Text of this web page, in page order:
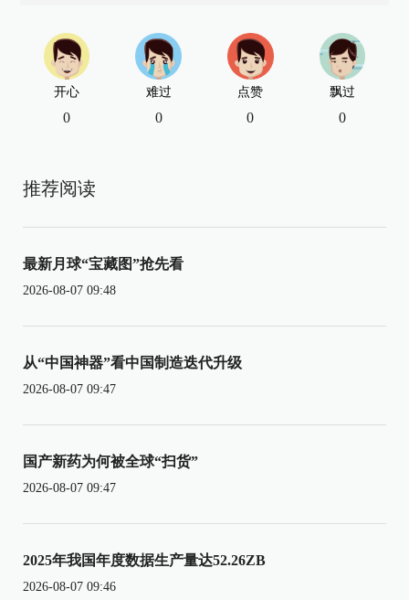
开心
0
难过
0
点赞
0
飘过
0
推荐阅读
最新月球“宝藏图”抢先看
2026-08-07 09:48
从“中国神器”看中国制造迭代升级
2026-08-07 09:47
国产新药为何被全球“扫货”
2026-08-07 09:47
2025年我国年度数据生产量达52.26ZB
2026-08-07 09:46